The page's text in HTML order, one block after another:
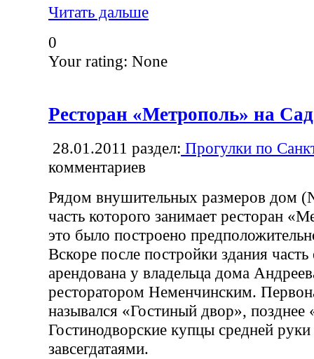
Читать дальше
0
Your rating: None
Ресторан «Метрополь» на
28.01.2011 раздел: Прогулки по
комментариев
Рядом внушительных размеров дом
часть которого занимает ресторан
это было построено
Вскоре после постройки здания часть
арендована у владельца дома
ресторатором Неменчинским.
назывался «Гостиный двор»,
Гостинодворские купцы средней
завсегдатаями.